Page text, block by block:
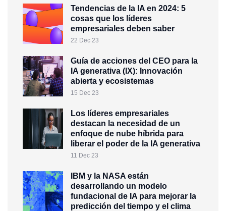
Tendencias de la IA en 2024: 5
cosas que los líderes
empresariales deben saber
22 Dec 23
Guía de acciones del CEO para la
IA generativa (IX): Innovación
abierta y ecosistemas
15 Dec 23
Los líderes empresariales
destacan la necesidad de un
enfoque de nube híbrida para
liberar el poder de la IA generativa
11 Dec 23
IBM y la NASA están
desarrollando un modelo
fundacional de IA para mejorar la
predicción del tiempo y el clima